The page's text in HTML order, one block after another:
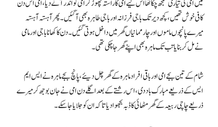
میں امی کی تیاری سمجھ چکا تھا اس لیے امی کا راستہ چھوڑ کر امی کو اندر آنے دیا، امی اس دن
کافی خوش تھیں، کچھ دیر تک باجی فرزانہ اور باجی طاہرہ بھی آگئیں۔ پھر آہستہ آہستہ
میرے پانچوں ماموں اور چار ممانیاں گھر میں داخل ہوتی گئیں۔ دن کا کھانا باجی اور مامی
نے مل کربنایا تب تک ماہرہ بھی اپنے گھر جا چکی تھی۔
شام کے تین بجے امی اور باقی افراد ماہرہ کے گھر چل دیئے، پانچ بجے ماہرہ نے ایس ایم
ایس کے ذریعے مبارک باد دی، اس رشتے کے بعد اگلے دن امی نے جان بوجھ کر میرے
ذریعے چاچی ربیعہ کے گھر مٹھائی کا ڈبہ بجھوادیا تاکہ ان کو جلایا جاسکے۔